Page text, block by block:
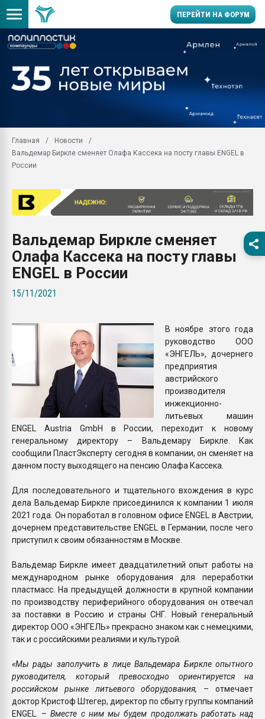
ПЕРЕЙТИ НА ФОРУМ
производство SPC
заводу пластмасс"
28.07.2026
первый план в
28.07.2026
ситуацией на
Главная
Новости
Вальдемар Биркле сменяет Олафа Кассека на посту главы ENGEL в
России
Вальдемар Биркле сменяет
Олафа Кассека на посту главы
ENGEL в России
15/11/2021
В ноябре этого года
руководство ООО
«ЭНГЕЛЬ», дочернего
предприятия
австрийского
производителя
инжекционно-
литьевых машин
ENGEL Austria GmbH в России, переходит к новому
генеральному директору – Вальдемару Биркле. Как
сообщили ПластЭксперту сегодня в компании, он сменяет на
данном посту выходящего на пенсию Олафа Кассека.
Для последовательного и тщательного вхождения в курс
дела Вальдемар Биркле присоединился к компании 1 июля
2021 года. Он поработал в головном офисе ENGEL в Австрии,
дочернем представительстве ENGEL в Германии, после чего
приступил к своим обязанностям в Москве.
Вальдемар Биркле имеет двадцатилетний опыт работы на
международном рынке оборудования для переработки
пластмасс. На предыдущей должности в крупной компании
по производству периферийного оборудования он отвечал
за поставки в Россию и страны СНГ. Новый генеральный
директор ООО «ЭНГЕЛЬ» прекрасно знаком как с немецкими,
так и с российскими реалиями и культурой.
«Мы рады заполучить в лице Вальдемара Биркле опытного
руководителя, который превосходно ориентируется на
российском рынке литьевого оборудования, – отмечает
доктор Кристоф Штегер, директор по сбыту группы компаний
ENGEL. – Вместе с ним мы будем продолжать работать над